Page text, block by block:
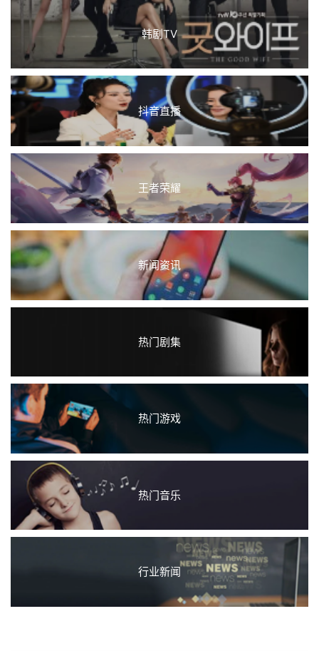
韩剧TV
抖音直播
王者荣耀
新闻资讯
热门剧集
热门游戏
热门音乐
行业新闻